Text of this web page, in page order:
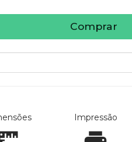
Comprar
Impressão